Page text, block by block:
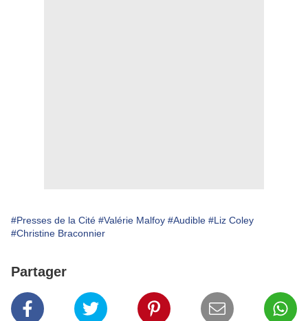
#Presses de la Cité #Valérie Malfoy #Audible #Liz Coley
#Christine Braconnier
Partager